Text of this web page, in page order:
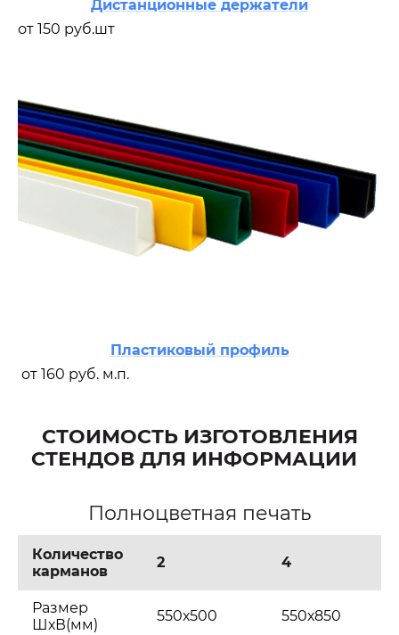
Дистанционные держатели
от 150 руб.шт
Пластиковый профиль
от 160 руб. м.п.
СТОИМОСТЬ ИЗГОТОВЛЕНИЯ
СТЕНДОВ ДЛЯ ИНФОРМАЦИИ
Полноцветная печать
Количество
карманов
2 4
Размер
ШхВ(мм)
550х500 550х850